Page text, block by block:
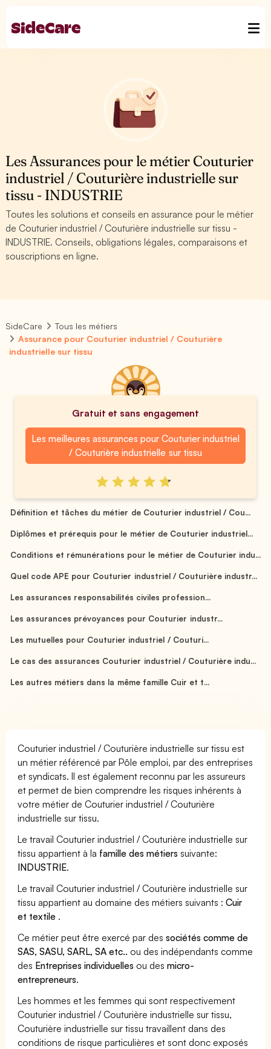
Les Assurances pour le métier Couturier
industriel / Couturière industrielle sur
tissu - INDUSTRIE
Toutes les solutions et conseils en assurance pour le métier
de Couturier industriel / Couturière industrielle sur tissu -
INDUSTRIE. Conseils, obligations légales, comparaisons et
souscriptions en ligne.
SideCare
Tous les métiers
Assurance pour Couturier industriel / Couturière
industrielle sur tissu
Gratuit et sans engagement
Les meilleures assurances pour Couturier industriel
/ Couturière industrielle sur tissu
Définition et tâches du métier de Couturier industriel / Cou...
Diplômes et prérequis pour le métier de Couturier industriel...
Conditions et rémunérations pour le métier de Couturier indu...
Quel code APE pour Couturier industriel / Couturière industr...
Les assurances responsabilités civiles profession...
Les assurances prévoyances pour Couturier industr...
Les mutuelles pour Couturier industriel / Couturi...
Le cas des assurances Couturier industriel / Couturière indu...
Les autres métiers dans la même famille Cuir et t...
Couturier industriel / Couturière industrielle sur tissu est
un métier référencé par Pôle emploi, par des entreprises
et syndicats. Il est également reconnu par les assureurs
et permet de bien comprendre les risques inhérents à
votre métier de Couturier industriel / Couturière
industrielle sur tissu.
Le travail Couturier industriel / Couturière industrielle sur
tissu appartient à la famille des métiers suivante:
INDUSTRIE.
Le travail Couturier industriel / Couturière industrielle sur
tissu appartient au domaine des métiers suivants :Cuir
et textile .
Ce métier peut être exercé par dessociétés comme de
SAS, SASU, SARL, SA etc.. ou des indépendants comme
des Entreprises individuelles ou desmicro-
entrepreneurs.
Les hommes et les femmes qui sont respectivement
Couturier industriel / Couturière industrielle sur tissu,
Couturière industrielle sur tissu travaillent dans des
conditions de risque particulières et sont donc exposés